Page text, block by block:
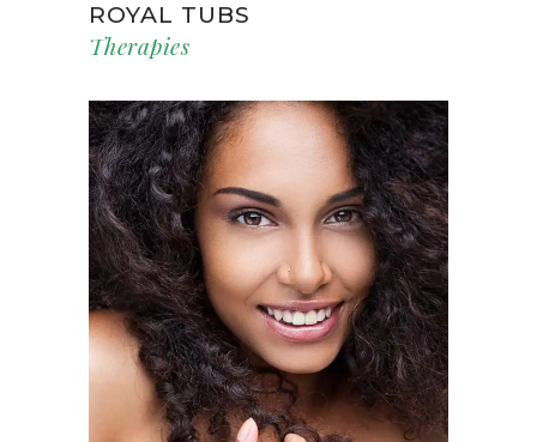
ROYAL TUBS
Therapies